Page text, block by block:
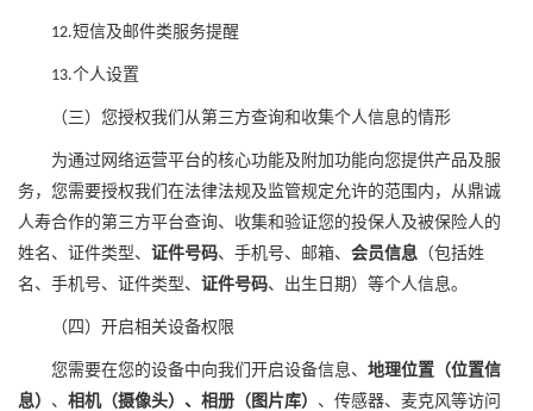
12.短信及邮件类服务提醒
13.个人设置
（三）您授权我们从第三方查询和收集个人信息的情形
为通过网络运营平台的核心功能及附加功能向您提供产品及服
务，您需要授权我们在法律法规及监管规定允许的范围内，从鼎诚
人寿合作的第三方平台查询、收集和验证您的投保人及被保险人的
姓名、证件类型、 证件号码、手机号、邮箱、 会员信息 （包括姓
名、手机号、证件类型、 证件号码、出生日期）等个人信息。
（四）开启相关设备权限
您需要在您的设备中向我们开启设备信息、 地理位置（位置信
息） 、 相机（摄像头）、相册（图片库） 、传感器、麦克风等访问